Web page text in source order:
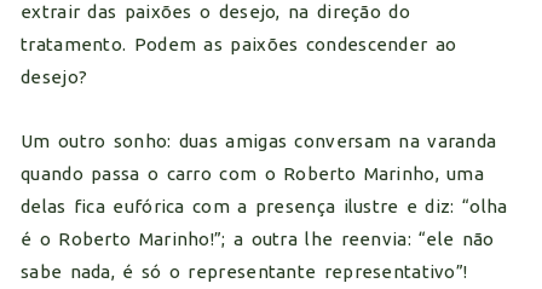
extrair das paixões o desejo, na direção do
tratamento. Podem as paixões condescender ao
desejo?
Um outro sonho: duas amigas conversam na varanda
quando passa o carro com o Roberto Marinho, uma
delas fica eufórica com a presença ilustre e diz: “olha
é o Roberto Marinho!”; a outra lhe reenvia: “ele não
sabe nada, é só o representante representativo”!